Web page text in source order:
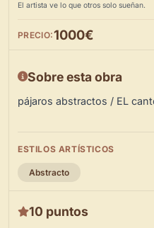
El artista ve lo que otros solo sueñan.
PRECIO:1000€
Sobre esta obra
pájaros abstractos / EL
ESTILOS ARTÍSTICOS
Abstracto
10 puntos